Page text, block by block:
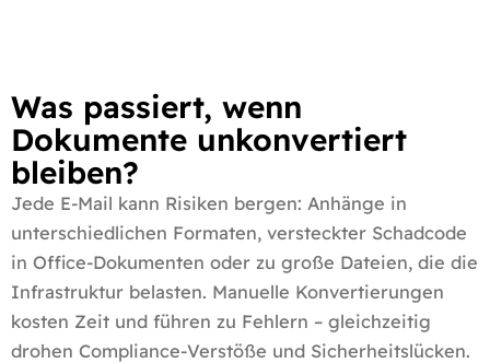
Was passiert, wenn
Dokumente unkonvertiert
bleiben?
Jede E-Mail kann Risiken bergen: Anhänge in
unterschiedlichen Formaten, versteckter Schadcode
in Office-Dokumenten oder zu große Dateien, die die
Infrastruktur belasten. Manuelle Konvertierungen
kosten Zeit und führen zu Fehlern – gleichzeitig
drohen Compliance-Verstöße und Sicherheitslücken.